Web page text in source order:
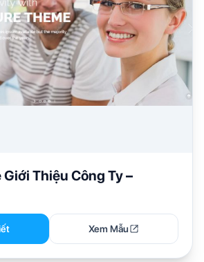
Thiệu Công Ty –
Xem Mẫu